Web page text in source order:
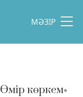
МӘЗІР
көркем»